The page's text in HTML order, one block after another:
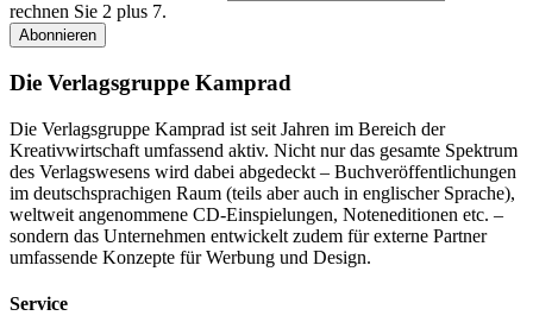
rechnen Sie 2 plus 7.
Abonnieren
Die Verlagsgruppe Kamprad
Die Verlagsgruppe Kamprad ist seit Jahren im Bereich der
Kreativwirtschaft umfassend aktiv. Nicht nur das gesamte Spektrum
des Verlagswesens wird dabei abgedeckt – Buchveröffentlichungen
im deutschsprachigen Raum (teils aber auch in englischer Sprache),
weltweit angenommene CD-Einspielungen, Noteneditionen etc. –
sondern das Unternehmen entwickelt zudem für externe Partner
umfassende Konzepte für Werbung und Design.
Service